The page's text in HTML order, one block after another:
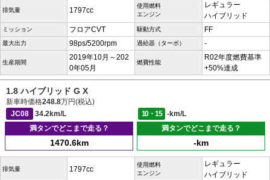
排気量 1797cc
使用燃料
エンジン
レギュラー
ハイブリッド
ミッション フロアCVT 駆動方式 FF
最大出力 98ps/5200rpm 過給器（ターボ） -
生産期間
2019年10月～202
0年05月
燃費性能
R02年度燃費基準
+50%達成
1.8 ハイブリッド G X
新車時価格248.8万円(税込)
JC08
34.2km/L 10・15
-km/L
満タンでどこまで走る？
1470.6km
満タンでどこまで走る？
-km
排気量 1797cc
使用燃料
エンジン
レギュラー
ハイブリッド